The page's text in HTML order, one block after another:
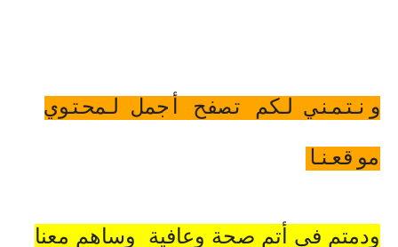
ونتمني لكم تصفح أجمل لمحتوي
موقعنا
ودمتم في أتم صحة وعافية وساهم معنا